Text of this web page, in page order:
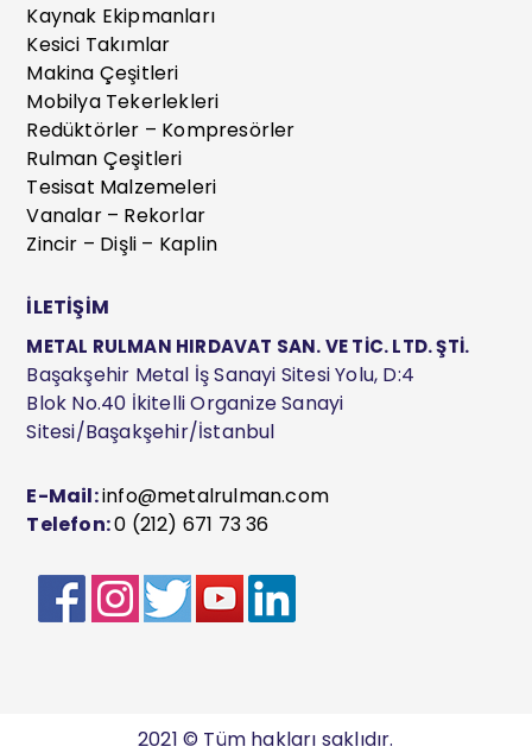
Kaynak Ekipmanları
Kesici Takımlar
Makina Çeşitleri
Mobilya Tekerlekleri
Redüktörler – Kompresörler
Rulman Çeşitleri
Tesisat Malzemeleri
Vanalar – Rekorlar
Zincir – Dişli – Kaplin
İLETİŞİM
METAL RULMAN HIRDAVAT SAN. VE TİC. LTD. ŞTİ.
Başakşehir Metal İş Sanayi Sitesi Yolu, D:4
Blok No.40 İkitelli Organize Sanayi
Sitesi/Başakşehir/İstanbul
E-Mail:info@metalrulman.com
Telefon:0 (212) 671 73 36
2021 © Tüm hakları saklıdır.